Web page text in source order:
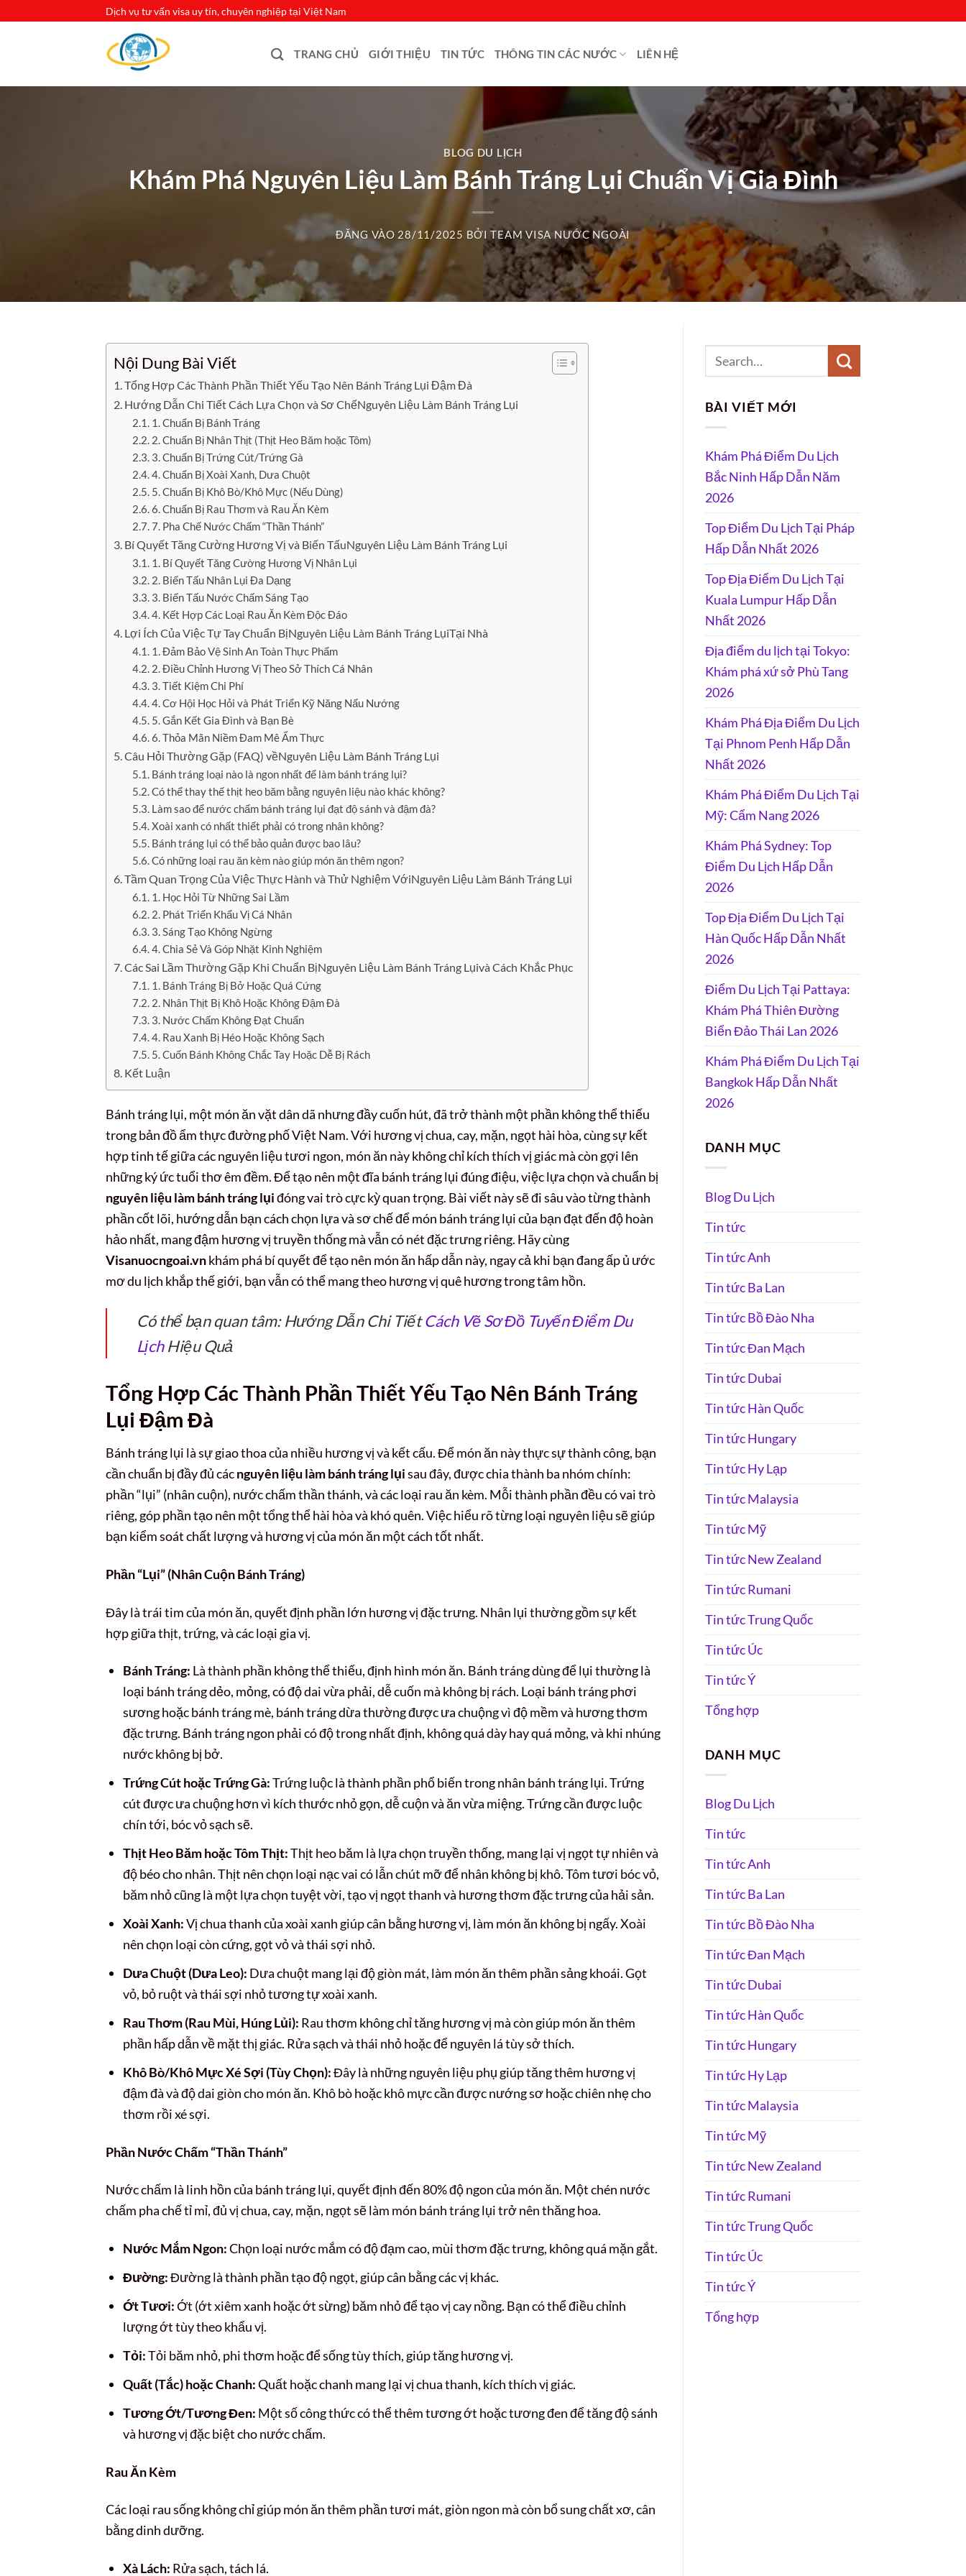
Dịch vụ tư vấn visa uy tín, chuyên nghiệp tại Việt Nam
TRANG CHỦ GIỚI THIỆU TIN TỨC THÔNG TIN CÁC NƯỚC LIÊN HỆ
BLOG DU LỊCH
Khám Phá Nguyên Liệu Làm Bánh Tráng Lụi Chuẩn Vị Gia Đình
ĐĂNG VÀO 28/11/2025 BỞITEAM VISA NƯỚC NGOÀI
Nội Dung Bài Viết
Tổng Hợp Các Thành Phần Thiết Yếu Tạo Nên Bánh Tráng Lụi Đậm Đà
Hướng Dẫn Chi Tiết Cách Lựa Chọn và Sơ ChếNguyên Liệu Làm Bánh Tráng Lụi
1. Chuẩn Bị Bánh Tráng
2. Chuẩn Bị Nhân Thịt (Thịt Heo Băm hoặc Tôm)
3. Chuẩn Bị Trứng Cút/Trứng Gà
4. Chuẩn Bị Xoài Xanh, Dưa Chuột
5. Chuẩn Bị Khô Bò/Khô Mực (Nếu Dùng)
6. Chuẩn Bị Rau Thơm và Rau Ăn Kèm
7. Pha Chế Nước Chấm “Thần Thánh”
Bí Quyết Tăng Cường Hương Vị và Biến TấuNguyên Liệu Làm Bánh Tráng Lụi
1. Bí Quyết Tăng Cường Hương Vị Nhân Lụi
2. Biến Tấu Nhân Lụi Đa Dạng
3. Biến Tấu Nước Chấm Sáng Tạo
4. Kết Hợp Các Loại Rau Ăn Kèm Độc Đáo
Lợi Ích Của Việc Tự Tay Chuẩn BịNguyên Liệu Làm Bánh Tráng LụiTại Nhà
1. Đảm Bảo Vệ Sinh An Toàn Thực Phẩm
2. Điều Chỉnh Hương Vị Theo Sở Thích Cá Nhân
3. Tiết Kiệm Chi Phí
4. Cơ Hội Học Hỏi và Phát Triển Kỹ Năng Nấu Nướng
5. Gắn Kết Gia Đình và Bạn Bè
6. Thỏa Mãn Niềm Đam Mê Ẩm Thực
Câu Hỏi Thường Gặp (FAQ) vềNguyên Liệu Làm Bánh Tráng Lụi
Bánh tráng loại nào là ngon nhất để làm bánh tráng lụi?
Có thể thay thế thịt heo băm bằng nguyên liệu nào khác không?
Làm sao để nước chấm bánh tráng lụi đạt độ sánh và đậm đà?
Xoài xanh có nhất thiết phải có trong nhân không?
Bánh tráng lụi có thể bảo quản được bao lâu?
Có những loại rau ăn kèm nào giúp món ăn thêm ngon?
Tầm Quan Trọng Của Việc Thực Hành và Thử Nghiệm VớiNguyên Liệu Làm Bánh Tráng Lụi
1. Học Hỏi Từ Những Sai Lầm
2. Phát Triển Khẩu Vị Cá Nhân
3. Sáng Tạo Không Ngừng
4. Chia Sẻ Và Góp Nhặt Kinh Nghiệm
Các Sai Lầm Thường Gặp Khi Chuẩn BịNguyên Liệu Làm Bánh Tráng Lụivà Cách Khắc Phục
1. Bánh Tráng Bị Bở Hoặc Quá Cứng
2. Nhân Thịt Bị Khô Hoặc Không Đậm Đà
3. Nước Chấm Không Đạt Chuẩn
4. Rau Xanh Bị Héo Hoặc Không Sạch
5. Cuốn Bánh Không Chắc Tay Hoặc Dễ Bị Rách
Kết Luận
Bánh tráng lụi, một món ăn vặt dân dã nhưng đầy cuốn hút, đã trở thành một phần không thể thiếu
trong bản đồ ẩm thực đường phố Việt Nam. Với hương vị chua, cay, mặn, ngọt hài hòa, cùng sự kết
hợp tinh tế giữa các nguyên liệu tươi ngon, món ăn này không chỉ kích thích vị giác mà còn gợi lên
những ký ức tuổi thơ êm đềm. Để tạo nên một đĩa bánh tráng lụi đúng điệu, việc lựa chọn và chuẩn bị
nguyên liệu làm bánh tráng lụiđóng vai trò cực kỳ quan trọng. Bài viết này sẽ đi sâu vào từng thành
phần cốt lõi, hướng dẫn bạn cách chọn lựa và sơ chế để món bánh tráng lụi của bạn đạt đến độ hoàn
hảo nhất, mang đậm hương vị truyền thống mà vẫn có nét đặc trưng riêng. Hãy cùng
Visanuocngoai.vnkhám phá bí quyết để tạo nên món ăn hấp dẫn này, ngay cả khi bạn đang ấp ủ ước
mơ du lịch khắp thế giới, bạn vẫn có thể mang theo hương vị quê hương trong tâm hồn.
Có thể bạn quan tâm: Hướng Dẫn Chi TiếtCách Vẽ Sơ Đồ Tuyến Điểm Du
LịchHiệu Quả
Tổng Hợp Các Thành Phần Thiết Yếu Tạo Nên Bánh Tráng
Lụi Đậm Đà
Bánh tráng lụi là sự giao thoa của nhiều hương vị và kết cấu. Để món ăn này thực sự thành công, bạn
cần chuẩn bị đầy đủ cácnguyên liệu làm bánh tráng lụisau đây, được chia thành ba nhóm chính:
phần “lụi” (nhân cuộn), nước chấm thần thánh, và các loại rau ăn kèm. Mỗi thành phần đều có vai trò
riêng, góp phần tạo nên một tổng thể hài hòa và khó quên. Việc hiểu rõ từng loại nguyên liệu sẽ giúp
bạn kiểm soát chất lượng và hương vị của món ăn một cách tốt nhất.
Phần “Lụi” (Nhân Cuộn Bánh Tráng)
Đây là trái tim của món ăn, quyết định phần lớn hương vị đặc trưng. Nhân lụi thường gồm sự kết
hợp giữa thịt, trứng, và các loại gia vị.
Bánh Tráng: Là thành phần không thể thiếu, định hình món ăn. Bánh tráng dùng để lụi thường là
loại bánh tráng dẻo, mỏng, có độ dai vừa phải, dễ cuốn mà không bị rách. Loại bánh tráng phơi
sương hoặc bánh tráng mè, bánh tráng dừa thường được ưa chuộng vì độ mềm và hương thơm
đặc trưng. Bánh tráng ngon phải có độ trong nhất định, không quá dày hay quá mỏng, và khi nhúng
nước không bị bở.
Trứng Cút hoặc Trứng Gà:Trứng luộc là thành phần phổ biến trong nhân bánh tráng lụi. Trứng
cút được ưa chuộng hơn vì kích thước nhỏ gọn, dễ cuộn và ăn vừa miệng. Trứng cần được luộc
chín tới, bóc vỏ sạch sẽ.
Thịt Heo Băm hoặc Tôm Thịt:Thịt heo băm là lựa chọn truyền thống, mang lại vị ngọt tự nhiên và
độ béo cho nhân. Thịt nên chọn loại nạc vai có lẫn chút mỡ để nhân không bị khô. Tôm tươi bóc vỏ,
băm nhỏ cũng là một lựa chọn tuyệt vời, tạo vị ngọt thanh và hương thơm đặc trưng của hải sản.
Xoài Xanh:Vị chua thanh của xoài xanh giúp cân bằng hương vị, làm món ăn không bị ngấy. Xoài
nên chọn loại còn cứng, gọt vỏ và thái sợi nhỏ.
Dưa Chuột (Dưa Leo): Dưa chuột mang lại độ giòn mát, làm món ăn thêm phần sảng khoái. Gọt
vỏ, bỏ ruột và thái sợi nhỏ tương tự xoài xanh.
Rau Thơm (Rau Mùi, Húng Lủi): Rau thơm không chỉ tăng hương vị mà còn giúp món ăn thêm
phần hấp dẫn về mặt thị giác. Rửa sạch và thái nhỏ hoặc để nguyên lá tùy sở thích.
Khô Bò/Khô Mực Xé Sợi (Tùy Chọn):Đây là những nguyên liệu phụ giúp tăng thêm hương vị
đậm đà và độ dai giòn cho món ăn. Khô bò hoặc khô mực cần được nướng sơ hoặc chiên nhẹ cho
thơm rồi xé sợi.
Phần Nước Chấm “Thần Thánh”
Nước chấm là linh hồn của bánh tráng lụi, quyết định đến 80% độ ngon của món ăn. Một chén nước
chấm pha chế tỉ mỉ, đủ vị chua, cay, mặn, ngọt sẽ làm món bánh tráng lụi trở nên thăng hoa.
Nước Mắm Ngon:Chọn loại nước mắm có độ đạm cao, mùi thơm đặc trưng, không quá mặn gắt.
Đường:Đường là thành phần tạo độ ngọt, giúp cân bằng các vị khác.
Ớt Tươi:Ớt (ớt xiêm xanh hoặc ớt sừng) băm nhỏ để tạo vị cay nồng. Bạn có thể điều chỉnh
lượng ớt tùy theo khẩu vị.
Tỏi:Tỏi băm nhỏ, phi thơm hoặc để sống tùy thích, giúp tăng hương vị.
Quất (Tắc) hoặc Chanh:Quất hoặc chanh mang lại vị chua thanh, kích thích vị giác.
Tương Ớt/Tương Đen: Một số công thức có thể thêm tương ớt hoặc tương đen để tăng độ sánh
và hương vị đặc biệt cho nước chấm.
Rau Ăn Kèm
Các loại rau sống không chỉ giúp món ăn thêm phần tươi mát, giòn ngon mà còn bổ sung chất xơ, cân
bằng dinh dưỡng.
Xà Lách: Rửa sạch, tách lá.
BÀI VIẾT MỚI
Khám Phá Điểm Du Lịch
Bắc Ninh Hấp Dẫn Năm
2026
Top Điểm Du Lịch Tại Pháp
Hấp Dẫn Nhất 2026
Top Địa Điểm Du Lịch Tại
Kuala Lumpur Hấp Dẫn
Nhất 2026
Địa điểm du lịch tại Tokyo:
Khám phá xứ sở Phù Tang
2026
Khám Phá Địa Điểm Du Lịch
Tại Phnom Penh Hấp Dẫn
Nhất 2026
Khám Phá Điểm Du Lịch Tại
Mỹ: Cẩm Nang 2026
Khám Phá Sydney: Top
Điểm Du Lịch Hấp Dẫn
2026
Top Địa Điểm Du Lịch Tại
Hàn Quốc Hấp Dẫn Nhất
2026
Điểm Du Lịch Tại Pattaya:
Khám Phá Thiên Đường
Biển Đảo Thái Lan 2026
Khám Phá Điểm Du Lịch Tại
Bangkok Hấp Dẫn Nhất
2026
DANH MỤC
Blog Du Lịch
Tin tức
Tin tức Anh
Tin tức Ba Lan
Tin tức Bồ Đào Nha
Tin tức Đan Mạch
Tin tức Dubai
Tin tức Hàn Quốc
Tin tức Hungary
Tin tức Hy Lạp
Tin tức Malaysia
Tin tức Mỹ
Tin tức New Zealand
Tin tức Rumani
Tin tức Trung Quốc
Tin tức Úc
Tin tức Ý
Tổng hợp
DANH MỤC
Blog Du Lịch
Tin tức
Tin tức Anh
Tin tức Ba Lan
Tin tức Bồ Đào Nha
Tin tức Đan Mạch
Tin tức Dubai
Tin tức Hàn Quốc
Tin tức Hungary
Tin tức Hy Lạp
Tin tức Malaysia
Tin tức Mỹ
Tin tức New Zealand
Tin tức Rumani
Tin tức Trung Quốc
Tin tức Úc
Tin tức Ý
Tổng hợp